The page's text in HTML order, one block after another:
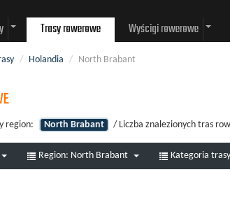
Trasy rowerowe Wyścigi rowerowe
/ Holandia / North Brabant
region: North Brabant / Liczba znalezionych tras
Region: North Brabant Kategoria trasy